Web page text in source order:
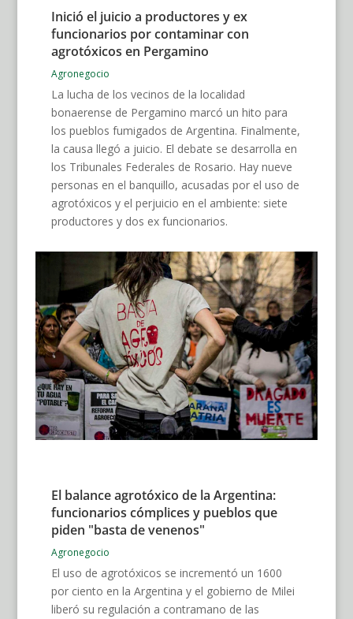
Inició el juicio a productores y ex
funcionarios por contaminar con
agrotóxicos en Pergamino
Agronegocio
La lucha de los vecinos de la localidad
bonaerense de Pergamino marcó un hito para
los pueblos fumigados de Argentina. Finalmente,
la causa llegó a juicio. El debate se desarrolla en
los Tribunales Federales de Rosario. Hay nueve
personas en el banquillo, acusadas por el uso de
agrotóxicos y el perjuicio en el ambiente: siete
productores y dos ex funcionarios.
El balance agrotóxico de la Argentina:
funcionarios cómplices y pueblos que
piden "basta de venenos"
Agronegocio
El uso de agrotóxicos se incrementó un 1600
por ciento en la Argentina y el gobierno de Milei
liberó su regulación a contramano de las